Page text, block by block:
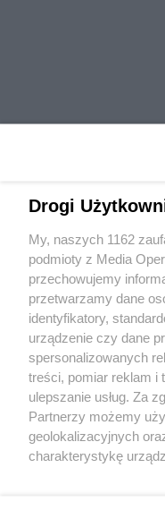
Wydawca mediów
Nie zapomnij
zapoznać się z:
polityką
Twojemiasto
Piekary Śląskie
Chorzów
Tarnowskie Góry
Drogi
My, naszych 1162
podmioty z Media
przechowujemy
przetwarzamy dane
identyfikatory,
urządzenie czy dane
spersonalizowanych
treści, pomiar reklam i
ulepszanie usług. Za
Partnerzy możemy
geolokalizacyjnych
charakterystykę